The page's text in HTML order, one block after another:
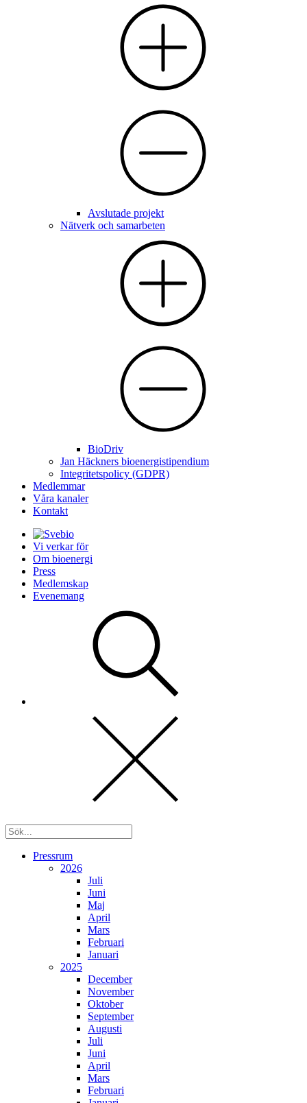
Avslutade projekt
Nätverk och samarbeten
BioDriv
Jan Häckners bioenergistipendium
Integritetspolicy (GDPR)
Medlemmar
Våra kanaler
Kontakt
Vi verkar för
Om bioenergi
Press
Medlemskap
Evenemang
Pressrum
2026
Juli
Juni
Maj
April
Mars
Februari
Januari
2025
December
November
Oktober
September
Augusti
Juli
Juni
April
Mars
Februari